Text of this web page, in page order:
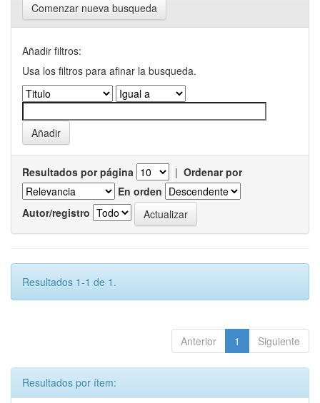
Comenzar nueva busqueda
Añadir filtros:
Usa los filtros para afinar la busqueda.
Resultados por página | Ordenar por
En orden
Autor/registro
Resultados 1-1 de 1.
Anterior 1 Siguiente
Resultados por ítem: